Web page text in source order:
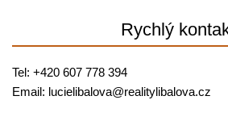
Rychlý
Tel: +420 607 778 394
Email: lucielibalova@realitylibalova.cz